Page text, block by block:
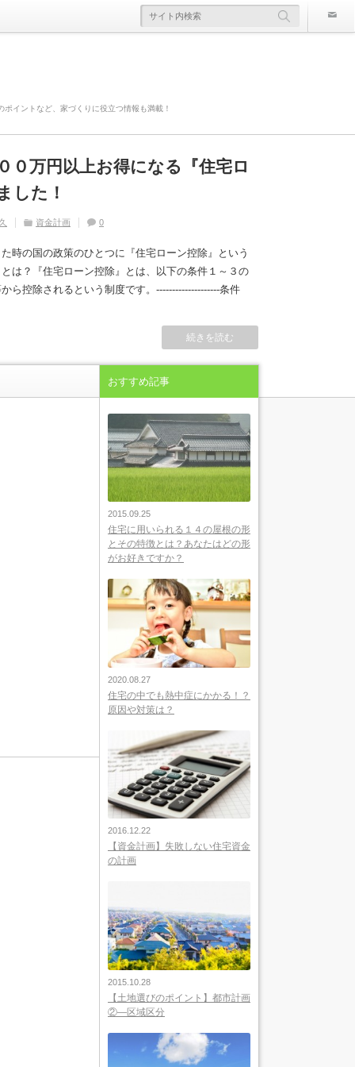
イントなど、家づくりに役立つ情報も満載！
０万円以上お得になる『住宅ロ
した！
資金計画 0
時の国の政策のひとつに『住宅ローン控除』という
は？『住宅ローン控除』とは、以下の条件１～３の
ら控除されるという制度です。--------------------条件
続きを読む
陥住宅』ならないように気を付
住宅の豆知識 家づくり
命は違う！？
住宅の豆知識
かる！？原因や対策は？
ライフスタイル
害や事故の時にどこまで補償さ
住宅の豆知識 家づくり
おすすめ記事
2015.09.25
住宅に用いられる１４の屋根の形
とその特徴とは？あなたはどの形
がお好きですか？
2020.08.27
住宅の中でも熱中症にかかる！？
原因や対策は？
2016.12.22
【資金計画】失敗しない住宅資金
の計画
2015.10.28
【土地選びのポイント】都市計画
②―区域区分